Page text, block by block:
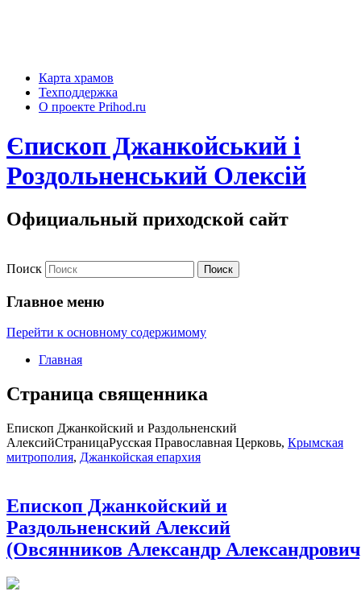
Карта храмов
Техподдержка
О проекте Prihod.ru
Єпископ Джанкойський і
Роздольненський Олексій
Официальный приходской сайт
Поиск
Главное меню
Перейти к основному содержимому
Главная
Страница священника
Епископ Джанкойский и Раздольненский
АлексийСтраницаРусская Православная Церковь, Крымская
митрополия, Джанкойская епархия
Епископ Джанкойский и
Раздольненский Алексий
(Овсянников Александр